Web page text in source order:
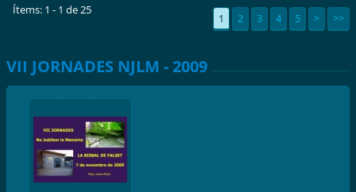
Ítems: 1 - 1 de 25
1 2 3 4 5 > >>
VII JORNADES NJLM - 2009